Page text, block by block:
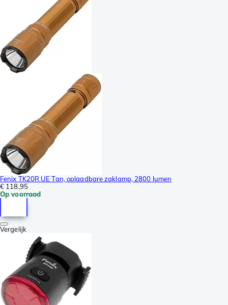
Fenix TK20R UE Tan, oplaadbare zaklamp, 2800 lumen
€ 118,95
Op voorraad
Vergelijk